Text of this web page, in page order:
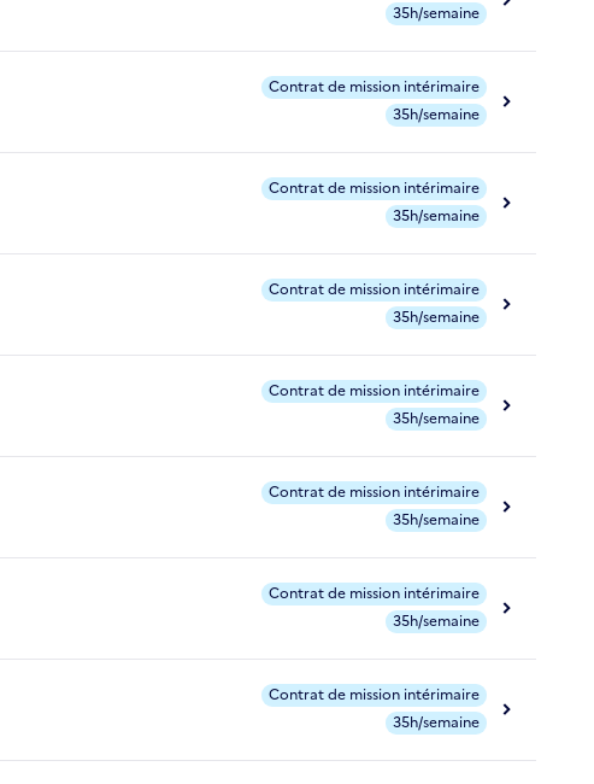
35h/semaine
Contrat de mission intérimaire
35h/semaine
Contrat de mission intérimaire
35h/semaine
Contrat de mission intérimaire
35h/semaine
Contrat de mission intérimaire
35h/semaine
Contrat de mission intérimaire
35h/semaine
Contrat de mission intérimaire
35h/semaine
Contrat de mission intérimaire
35h/semaine